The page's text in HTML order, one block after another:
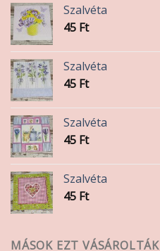
Szalvéta
45 Ft
Szalvéta
45 Ft
Szalvéta
45 Ft
Szalvéta
45 Ft
MÁSOK EZT VÁSÁROLTÁK